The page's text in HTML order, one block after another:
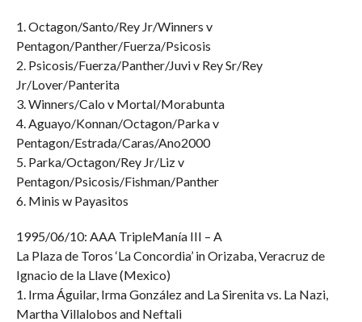
1. Octagon/Santo/Rey Jr/Winners v
Pentagon/Panther/Fuerza/Psicosis
2. Psicosis/Fuerza/Panther/Juvi v Rey Sr/Rey
Jr/Lover/Panterita
3. Winners/Calo v Mortal/Morabunta
4. Aguayo/Konnan/Octagon/Parka v
Pentagon/Estrada/Caras/Ano2000
5. Parka/Octagon/Rey Jr/Liz v
Pentagon/Psicosis/Fishman/Panther
6. Minis w Payasitos
1995/06/10: AAA TripleManía III – A
La Plaza de Toros ‘La Concordia’ in Orizaba, Veracruz de
Ignacio de la Llave (Mexico)
1. Irma Águilar, Irma González and La Sirenita vs. La Nazi,
Martha Villalobos and Neftali